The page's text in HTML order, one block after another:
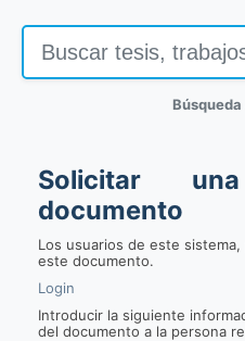
Solicitar
documento
Los usuarios de este
este documento.
Login
Introducir la siguiente
del documento a la persona